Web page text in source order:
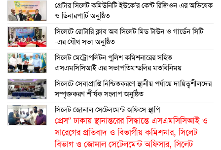
গ্রেটার সিলেট কমিউনিটি ইউকে’র কেন্ট রিজিওন এর অভিষেক
ও ডিনারপার্টি অনুষ্ঠিত
সিলেটে রোটারি ক্লাব অব সিলেট মিড টাউন ও গার্ডেন সিটি
-এর যৌথ সভা অনুষ্ঠিত
সিলেট মেট্রোপলিটন পুলিশ কমিশনারের সহিত
এসএমসিসিআই এর সভাপতিমন্ডলির মতবিনিময়
সিলেটে সেবাপ্রাপ্তি নিশ্চিতকরণে স্থানীয় পর্যায়ে দায়িত্বশীলদের
সম্পৃক্তকরণ শীর্ষক সংলাপ অনুষ্ঠিত
সিলেট জোনাল সেটেলমেন্ট অফিসে স্থাপি
প্রেস” ঢাকায় স্থানান্তরের সিদ্ধান্তে এসএমসিসিআই ও
সারেগের প্রতিবাদ ও বিভাগীয় কমিশনার, সিলেট
বিভাগ ও জোনাল সেটেলমেন্ট অফিসার, সিলেট